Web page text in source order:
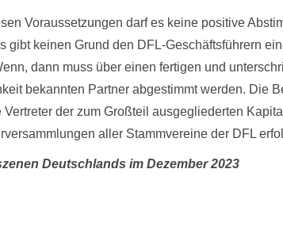
Voraussetzungen darf es keine positive
gibt keinen Grund den DFL-Geschäftsführern
dann muss über einen fertigen und
bekannten Partner abgestimmt werden. Die
Vertreter der zum Großteil ausgegliederten
aller Stammvereine der DFL
Deutschlands im Dezember 2023